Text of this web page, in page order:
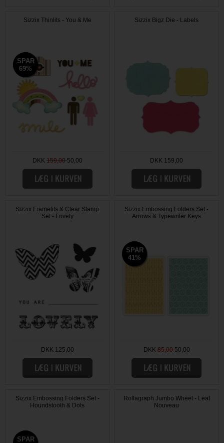
Sizzix Thinlits - You & Me
SPAR
69%
SPAR
69%
DKK 159,0050,00
Sizzix Bigz Die - Labels
DKK 159,00
Sizzix Framelits & Clear Stamp
Set - Lovely
DKK 125,00
Sizzix Embossing Folders Set -
Arrows & Typewriter Keys
SPAR
41%
SPAR
41%
DKK 85,0050,00
Sizzix Embossing Folders Set -
Houndstooth & Dots
SPAR
SPAR
Rollagraph Jumbo Wheel - Leaf
Nouveau